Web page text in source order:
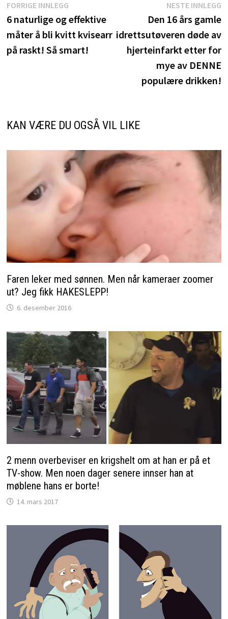
Innleggsnavigasjon
FORRIGE INNLEGGForrige
innlegg:
6 naturlige og effektive
måter å bli kvitt kvisearr
på raskt! Så smart!
NESTE INNLEGG
Den 16 års gamle
idrettsutøveren døde av
hjerteinfarkt etter for
mye av DENNE
populære drikken!
KAN VÆRE DU OGSÅ VIL LIKE
Faren leker med sønnen. Men når kameraer zoomer
ut? Jeg fikk HAKESLEPP!
6. desember 2016
2 menn overbeviser en krigshelt om at han er på et
TV-show. Men noen dager senere innser han at
møblene hans er borte!
14. mars 2017